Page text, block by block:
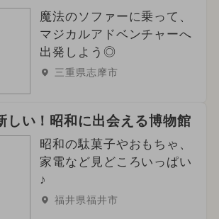
魔法のソファーに乗って、
マジカルアドベンチャーへ
出発しよう◎
三重県志摩市
しい！昭和に出会える博物館
昭和の駄菓子やおもちゃ、
家電など見どころいっぱい
♪
福井県福井市